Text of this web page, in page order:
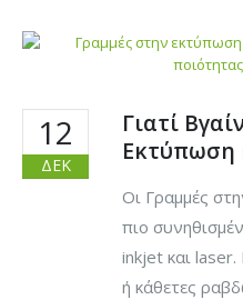
12
ΔΕΚ
Γιατί
Εκτύπωση
Οι Γραμμές
πιο
inkjet και laser.
ή κάθετες